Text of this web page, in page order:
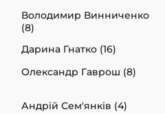
Володимир Винниченко
(8)
Дарина Гнатко (16)
Олександр Гаврош (8)
Андрій Сем'янків (4)